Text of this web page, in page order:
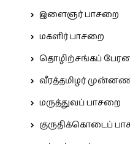
இளைஞர் பாசறை
மகளிர் பாசறை
தொழிற்சங்கப்
வீரத்தமிழர்
மருத்துவப் பாசறை
குருதிக்கொடைப்